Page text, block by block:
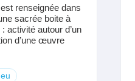
renseignée dans
sacrée boite à
activité autour d’un
d’une œuvre